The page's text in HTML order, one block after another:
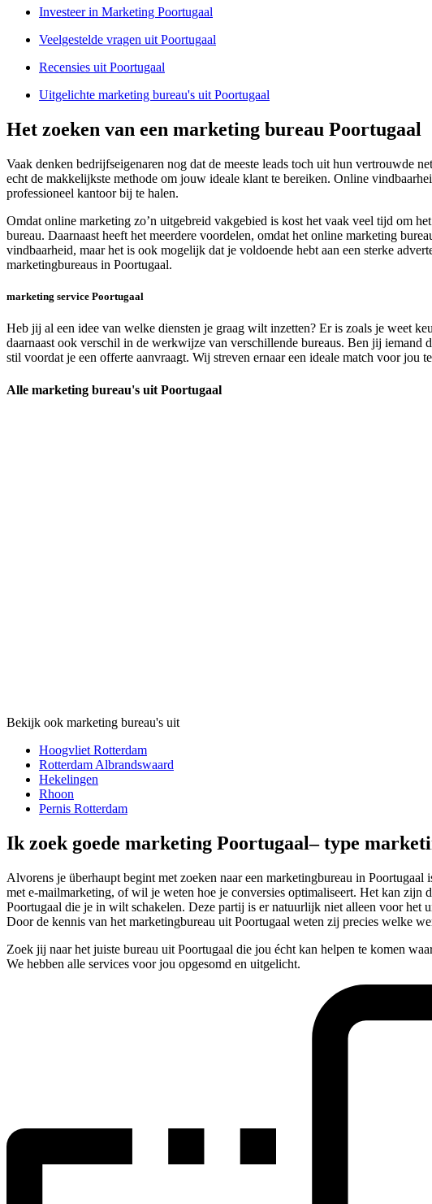
Investeer in Marketing Poortugaal
Veelgestelde vragen uit Poortugaal
Recensies uit Poortugaal
Uitgelichte marketing bureau's uit Poortugaal
Het zoeken van een marketing bureau Poortugaal
Vaak denken bedrijfseigenaren nog dat de meeste leads toch uit hun vertrouwde
echt de makkelijkste methode om jouw ideale klant te bereiken. Online
professioneel kantoor bij te halen.
Omdat online marketing zo’n uitgebreid vakgebied is kost het vaak veel tijd om
bureau. Daarnaast heeft het meerdere voordelen, omdat het online marketing
vindbaarheid, maar het is ook mogelijk dat je voldoende hebt aan een sterke
marketingbureaus in Poortugaal.
marketing service Poortugaal
Heb jij al een idee van welke diensten je graag wilt inzetten? Er is zoals je weet
daarnaast ook verschil in de werkwijze van verschillende bureaus. Ben jij
stil voordat je een offerte aanvraagt. Wij streven ernaar een ideale match voor jou
Alle marketing bureau's uit Poortugaal
Bekijk ook marketing bureau's uit
Hoogvliet Rotterdam
Rotterdam Albrandswaard
Hekelingen
Rhoon
Pernis Rotterdam
Ik zoek goede marketing Poortugaal– type
Alvorens je überhaupt begint met zoeken naar een marketingbureau in
met e-mailmarketing, of wil je weten hoe je conversies optimaliseert. Het kan zijn
Poortugaal die je in wilt schakelen. Deze partij is er natuurlijk niet alleen voor het
Door de kennis van het marketingbureau uit Poortugaal weten zij precies welke
Zoek jij naar het juiste bureau uit Poortugaal die jou écht kan helpen te komen
We hebben alle services voor jou opgesomd en uitgelicht.